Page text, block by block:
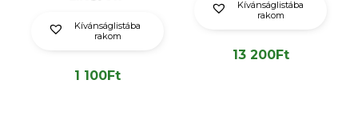
Kívánságlistába
rakom
1 100Ft
Kívánságlistába
rakom
13 200Ft